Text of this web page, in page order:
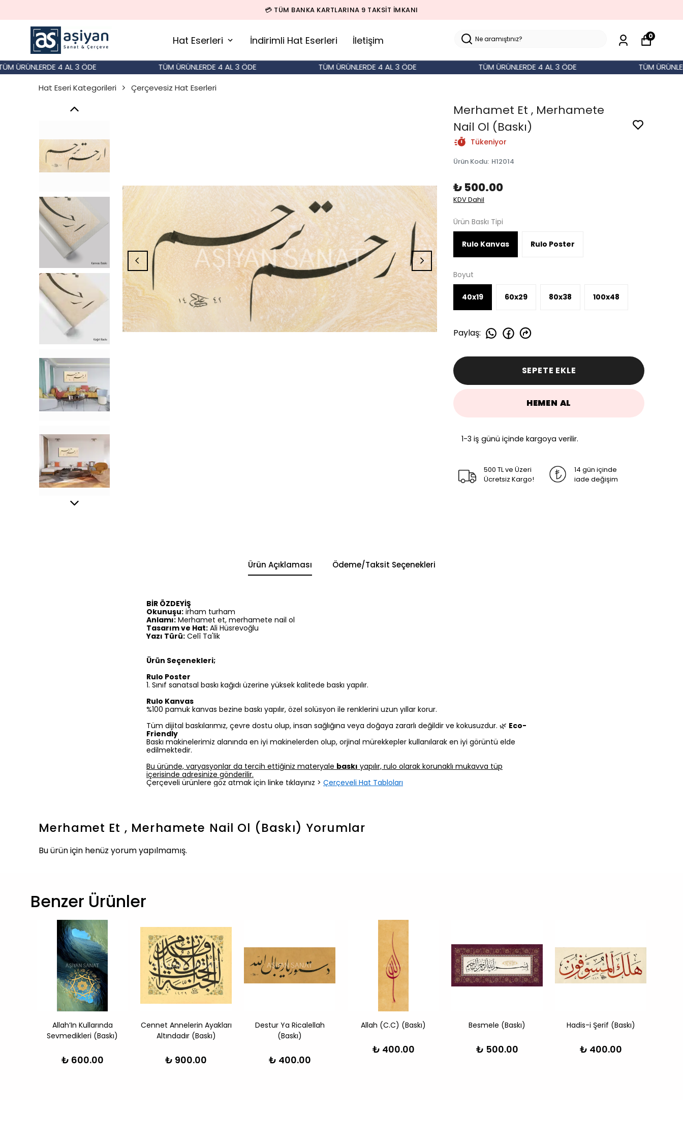
💳 TÜM BANKA KARTLARINA 9 TAKSİT İMKANI
Hat Eserleri İndirimli Hat Eserleri İletişim 0
4 AL 3 ÖDE TÜM ÜRÜNLERDE 4 AL 3 ÖDE TÜM ÜRÜNLERDE 4 AL 3 ÖDE TÜM ÜRÜNLERDE 4 AL 3 ÖDE
TÜM
Hat Eseri Kategorileri
Çerçevesiz Hat Eserleri
Merhamet Et , Merhamete
Nail Ol (Baskı)
Tükeniyor
Ürün Kodu: H12014
₺ 500.00
KDV Dahil
Ürün Baskı Tipi
Rulo Kanvas Rulo Poster
Boyut
40x19 60x29 80x38 100x48
Paylaş:
SEPETE EKLE
HEMEN AL
1-3 iş günü içinde kargoya verilir.
500 TL ve Üzeri
Ücretsiz Kargo!
14 gün içinde
iade değişim
Ürün Açıklaması Ödeme/Taksit Seçenekleri
BİR ÖZDEYİŞ
Okunuşu: irham turham
Anlamı: Merhamet et, merhamete nail ol
Tasarım ve Hat: Ali Hüsrevoğlu
Yazı Türü: Celî Ta'lik
Ürün Seçenekleri;
Rulo Poster
1.⁠ ⁠Sınıf sanatsal baskı kağıdı üzerine yüksek kalitede baskı yapılır.
Rulo Kanvas
%100 pamuk kanvas bezine baskı yapılır, özel solüsyon ile renklerini uzun yıllar korur.
Tüm dijital baskılarımız, çevre dostu olup, insan sağlığına veya doğaya zararlı değildir ve kokusuzdur. 🌿 Eco-
Friendly
Baskı makinelerimiz alanında en iyi makinelerden olup, orjinal mürekkepler kullanılarak en iyi görüntü elde
edilmektedir.
Bu üründe, varyasyonlar da tercih ettiğiniz materyale baskı yapılır, rulo olarak korunaklı mukavva tüp
içerisinde adresinize gönderilir.
Çerçeveli ürünlere göz atmak için linke tıklayınız > Çerçeveli Hat Tabloları
Merhamet Et , Merhamete Nail Ol (Baskı) Yorumlar
Bu ürün için henüz yorum yapılmamış.
Benzer Ürünler
Allah’In Kullarında
Sevmedikleri (Baskı)
₺ 600.00
Cennet Annelerin Ayakları
Altındadır (Baskı)
₺ 900.00
Destur Ya Ricalellah
(Baskı)
₺ 400.00
Allah (C.C) (Baskı)
₺ 400.00
Besmele (Baskı)
₺ 500.00
Hadis-i Şerif (Baskı)
₺ 400.00